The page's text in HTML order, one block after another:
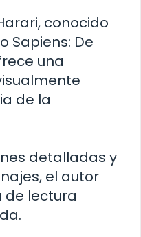
conocido
Sapiens: De
una
de la
detalladas y
el autor
de lectura